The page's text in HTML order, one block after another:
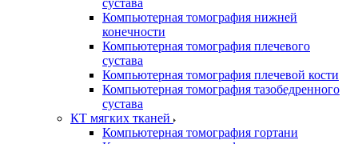
сустава
Компьютерная томография нижней
конечности
Компьютерная томография плечевого
сустава
Компьютерная томография плечевой кости
Компьютерная томография тазобедренного
сустава
КТ мягких тканей
Компьютерная томография гортани